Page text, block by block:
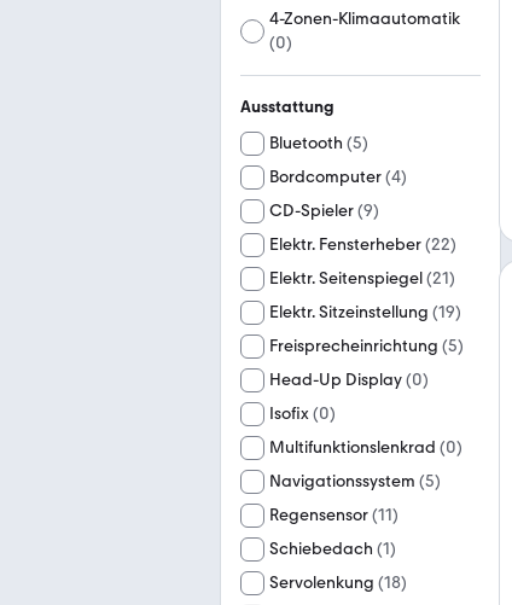
4-Zonen-Klimaautomatik
(0)
Ausstattung
Bluetooth (5)
Bordcomputer(4)
CD-Spieler(9)
Elektr. Fensterheber(22)
Elektr. Seitenspiegel(21)
Elektr. Sitzeinstellung (19)
Freisprecheinrichtung (5)
Head-Up Display(0)
Isofix(0)
Multifunktionslenkrad (0)
Navigationssystem (5)
Regensensor(11)
Schiebedach (1)
Servolenkung (18)